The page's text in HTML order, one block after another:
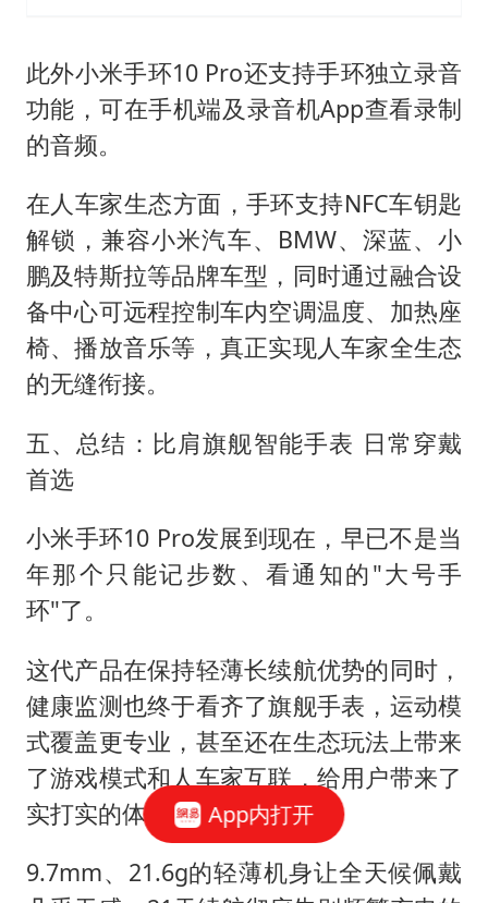
此外小米手环10 Pro还支持手环独立录音
功能，可在手机端及录音机App查看录制
的音频。
在人车家生态方面，手环支持NFC车钥匙
解锁，兼容小米汽车、BMW、深蓝、小
鹏及特斯拉等品牌车型，同时通过融合设
备中心可远程控制车内空调温度、加热座
椅、播放音乐等，真正实现人车家全生态
的无缝衔接。
五、总结：比肩旗舰智能手表 日常穿戴
首选
小米手环10 Pro发展到现在，早已不是当
年那个只能记步数、看通知的"大号手
环"了。
这代产品在保持轻薄长续航优势的同时，
健康监测也终于看齐了旗舰手表，运动模
式覆盖更专业，甚至还在生态玩法上带来
了游戏模式和人车家互联，给用户带来了
实打实的体验升级。
9.7mm、21.6g的轻薄机身让全天候佩戴
App内打开